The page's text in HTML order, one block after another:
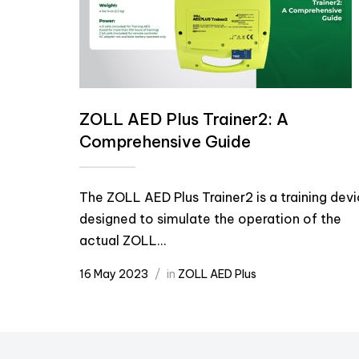
ZOLL AED Plus Trainer2: A
Comprehensive Guide
The ZOLL AED Plus Trainer2 is a training
designed to simulate the operation of the
actual ZOLL...
16 May 2023 in ZOLL AED Plus